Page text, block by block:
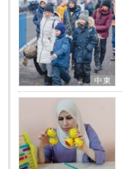
中東